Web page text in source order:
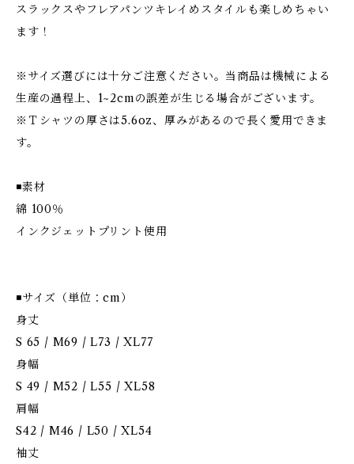
スラックスやフレアパンツキレイめスタイルも楽しめちゃい
ます！
※サイズ選びには十分ご注意ください。当商品は機械による
生産の過程上、1~2cmの誤差が生じる場合がございます。
※Ｔシャツの厚さは5.6oz、厚みがあるので長く愛用できま
す。
◾️素材
綿 100％
インクジェットプリント使用
◾️サイズ（単位：cm）
身丈
S 65 / M69 / L73 / XL77
身幅
S 49 / M52 / L55 / XL58
肩幅
S42 / M46 / L50 / XL54
袖丈